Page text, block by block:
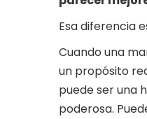
Esa diferencia
Cuando una
un propósito
puede ser una
poderosa.